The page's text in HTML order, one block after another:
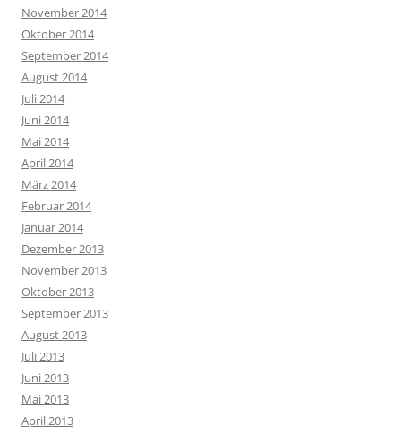
November 2014
Oktober 2014
September 2014
August 2014
Juli 2014
Juni 2014
Mai 2014
April 2014
März 2014
Februar 2014
Januar 2014
Dezember 2013
November 2013
Oktober 2013
September 2013
August 2013
Juli 2013
Juni 2013
Mai 2013
April 2013